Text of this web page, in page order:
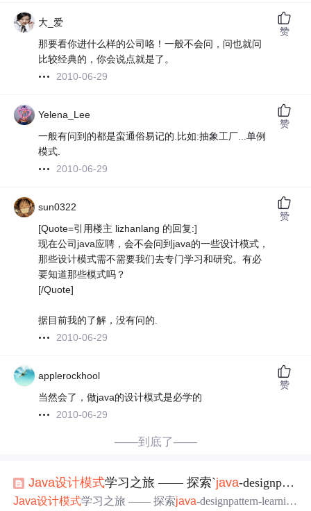
大_爱
那要看你进什么样的公司咯！一般不会问，问也就问
比较经典的，你会说点就是了。
2010-06-29
赞
Yelena_Lee
一般有问到的都是蛮通俗易记的.比如:抽象工厂...单例
模式.
2010-06-29
赞
sun0322
[Quote=引用楼主 lizhanlang 的回复:]
现在公司java应聘，会不会问到java的一些设计模式，
那些设计模式需不需要我们去专门学习和研究。有必
要知道那些模式吗？
[/Quote]
据目前我的了解，没有问的.
2010-06-29
赞
applerockhool
当然会了，做java的设计模式是必学的
2010-06-29
赞
——到底了——
Java设计模式学习之旅 —— 探索`java-designpattern-learning`宝藏库
Java设计模式学习之旅 —— 探索java-designpattern-learning